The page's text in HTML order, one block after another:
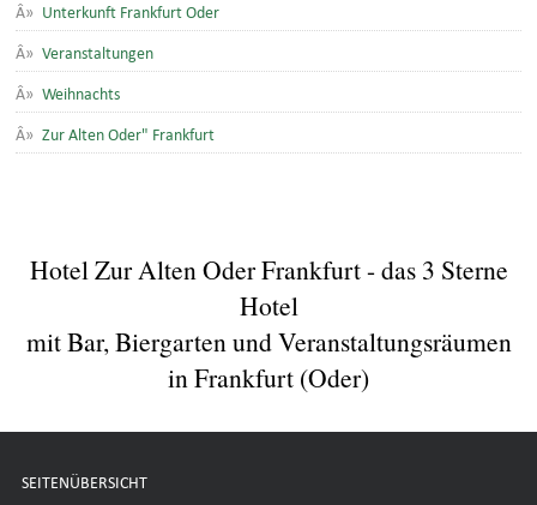
Unterkunft Frankfurt Oder
Veranstaltungen
Weihnachts
Zur Alten Oder" Frankfurt
Hotel Zur Alten Oder Frankfurt - das 3 Sterne
Hotel
mit Bar, Biergarten und Veranstaltungsräumen
in Frankfurt (Oder)
SEITENÜBERSICHT